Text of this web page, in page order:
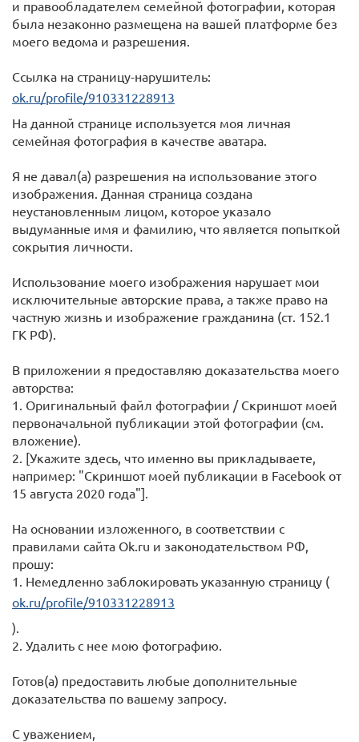
и правообладателем семейной фотографии, которая
была незаконно размещена на вашей платформе без
моего ведома и разрешения.
Ссылка на страницу-нарушитель:
ok.ru/profile/910331228913
На данной странице используется моя личная
семейная фотография в качестве аватара.
Я не давал(а) разрешения на использование этого
изображения. Данная страница создана
неустановленным лицом, которое указало
выдуманные имя и фамилию, что является попыткой
сокрытия личности.
Использование моего изображения нарушает мои
исключительные авторские права, а также право на
частную жизнь и изображение гражданина (ст. 152.1
ГК РФ).
В приложении я предоставляю доказательства моего
авторства:
1. Оригинальный файл фотографии / Скриншот моей
первоначальной публикации этой фотографии (см.
вложение).
2. [Укажите здесь, что именно вы прикладываете,
например: "Скриншот моей публикации в Facebook от
15 августа 2020 года"].
На основании изложенного, в соответствии с
правилами сайта Ok.ru и законодательством РФ,
прошу:
1. Немедленно заблокировать указанную страницу (
ok.ru/profile/910331228913
).
2. Удалить с нее мою фотографию.
Готов(а) предоставить любые дополнительные
доказательства по вашему запросу.
С уважением,